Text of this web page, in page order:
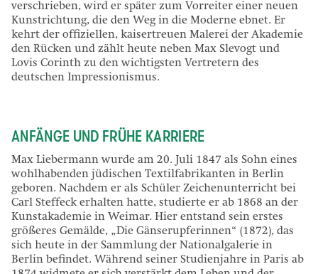
verschrieben, wird er später zum Vorreiter einer neuen
Kunstrichtung, die den Weg in die Moderne ebnet. Er
kehrt der offiziellen, kaisertreuen Malerei der Akademie
den Rücken und zählt heute neben Max Slevogt und
Lovis Corinth zu den wichtigsten Vertretern des
deutschen Impressionismus.
ANFÄNGE UND FRÜHE KARRIERE
Max Liebermann wurde am 20. Juli 1847 als Sohn eines
wohlhabenden jüdischen Textilfabrikanten in Berlin
geboren. Nachdem er als Schüler Zeichenunterricht bei
Carl Steffeck erhalten hatte, studierte er ab 1868 an der
Kunstakademie in Weimar. Hier entstand sein erstes
größeres Gemälde, „Die Gänserupferinnen“ (1872), das
sich heute in der Sammlung der Nationalgalerie in
Berlin befindet. Während seiner Studienjahre in Paris ab